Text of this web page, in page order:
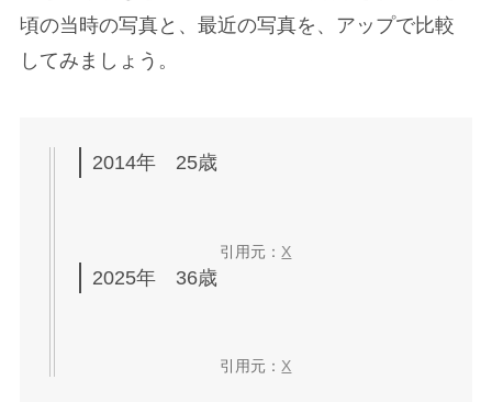
頃の当時の写真と、最近の写真を、アップで比較
してみましょう。
2014年 25歳
引用元： X
2025年 36歳
引用元：X